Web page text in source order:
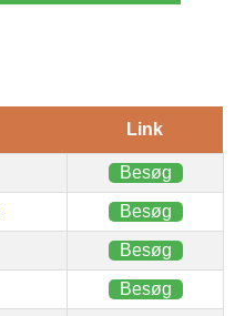
Link
Besøg
Besøg
Besøg
Besøg